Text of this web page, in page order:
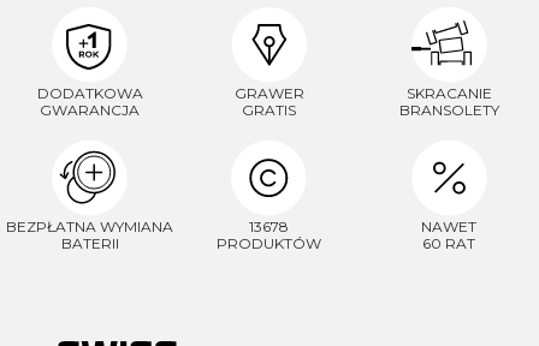
DODATKOWA
GWARANCJA
GRAWER
GRATIS
SKRACANIE
BRANSOLETY
BEZPŁATNA WYMIANA
BATERII
13678
PRODUKTÓW
NAWET
60 RAT